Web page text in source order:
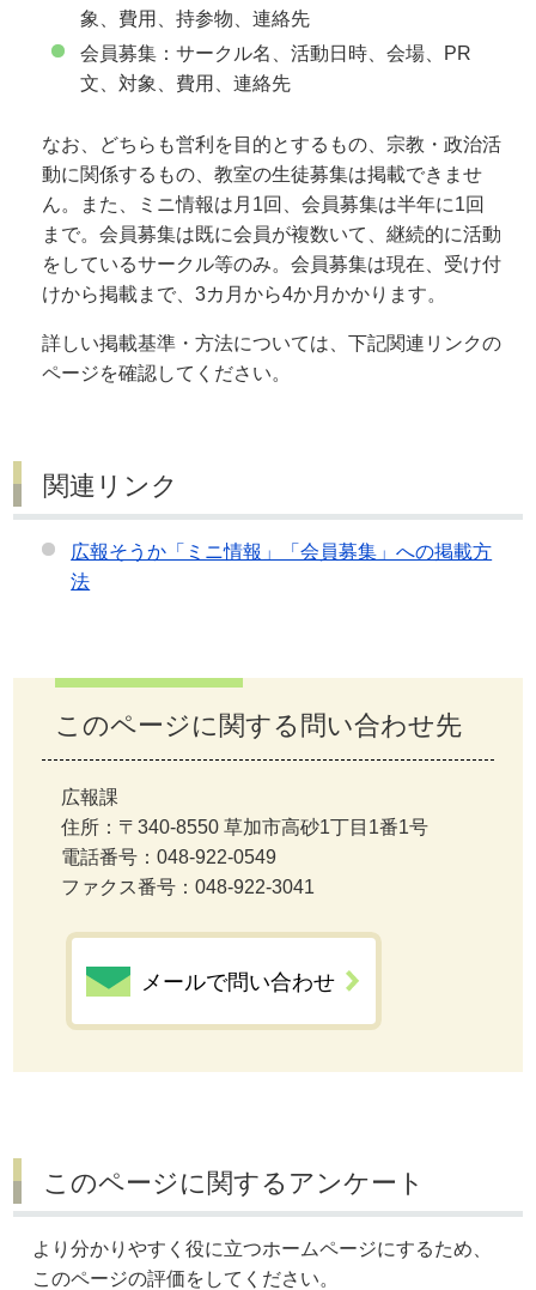
象、費用、持参物、連絡先
会員募集：サークル名、活動日時、会場、PR
文、対象、費用、連絡先
なお、どちらも営利を目的とするもの、宗教・政治活
動に関係するもの、教室の生徒募集は掲載できませ
ん。また、ミニ情報は月1回、会員募集は半年に1回
まで。会員募集は既に会員が複数いて、継続的に活動
をしているサークル等のみ。会員募集は現在、受け付
けから掲載まで、3カ月から4か月かかります。
詳しい掲載基準・方法については、下記関連リンクの
ページを確認してください。
関連リンク
広報そうか「ミニ情報」「会員募集」への掲載方
法
このページに関する問い合わせ先
広報課
住所：〒340-8550 草加市高砂1丁目1番1号
電話番号：048-922-0549
ファクス番号：048-922-3041
メールで問い合わせ
このページに関するアンケート
より分かりやすく役に立つホームページにするため、
このページの評価をしてください。